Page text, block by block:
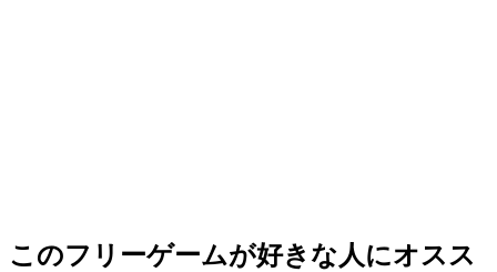
このフリーゲームが好きな人にオスス